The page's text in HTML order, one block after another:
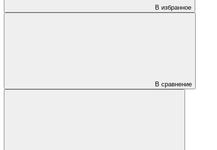
В избранное
В сравнение